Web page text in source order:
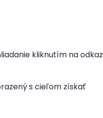
kliknutím na odkaz
s cieľom získať